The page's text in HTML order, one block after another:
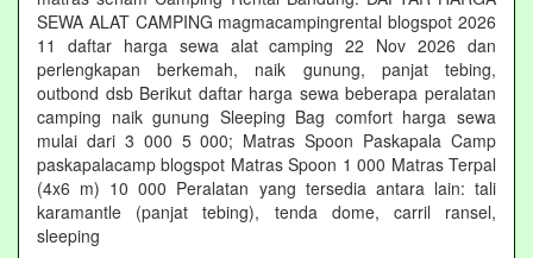
SEWA ALAT CAMPING magmacampingrental blogspot 2026
11 daftar harga sewa alat camping 22 Nov 2026 dan
perlengkapan berkemah, naik gunung, panjat tebing,
outbond dsb Berikut daftar harga sewa beberapa peralatan
camping naik gunung Sleeping Bag comfort harga sewa
mulai dari 3 000 5 000; Matras Spoon Paskapala Camp
paskapalacamp blogspot Matras Spoon 1 000 Matras Terpal
(4x6 m) 10 000 Peralatan yang tersedia antara lain: tali
karamantle (panjat tebing), tenda dome, carril ransel,
sleeping